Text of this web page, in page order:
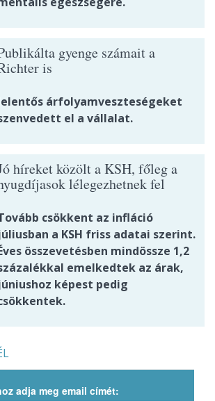
gyenge számait a
is
árfolyamveszteségeket
el a vállalat.
híreket közölt a KSH, főleg a
lélegezhetnek fel
csökkent az infláció
a KSH friss adatai szerint.
összevetésben mindössze 1,2
emelkedtek az árak,
képest pedig
adja meg email címét: